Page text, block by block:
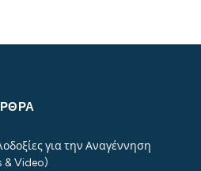
για την Αναγέννηση
& Video)